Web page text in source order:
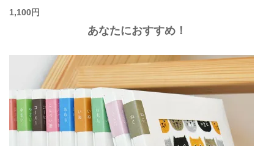
1,100円
あなたにおすすめ！